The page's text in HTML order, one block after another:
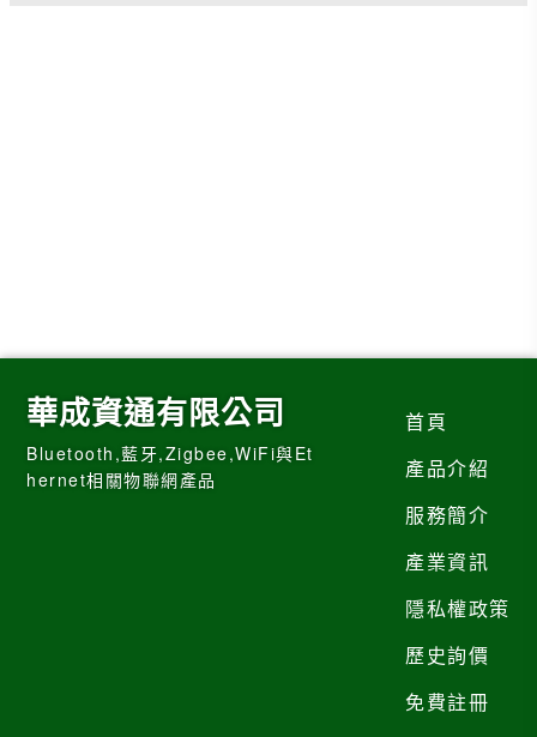
華成資通有限公司
Bluetooth,藍牙,Zigbee,WiFi與Et
hernet相關物聯網產品
首頁
產品介紹
服務簡介
產業資訊
隱私權政策
歷史詢價
免費註冊